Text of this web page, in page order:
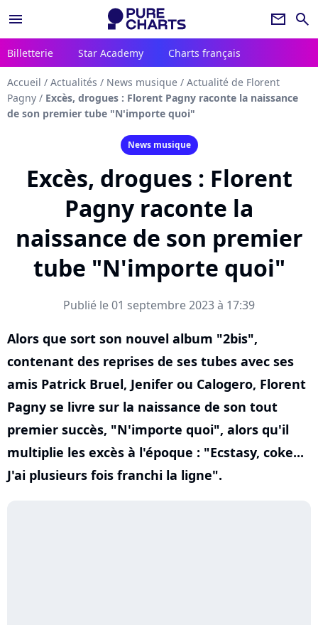
menu newsletter search
Billetterie Star Academy Charts français
Accueil / Actualités / News musique / Actualité de Florent
Pagny / Excès, drogues : Florent Pagny raconte la naissance
de son premier tube "N'importe quoi"
News musique
Excès, drogues : Florent
Pagny raconte la
naissance de son premier
tube "N'importe quoi"
Publié le 01 septembre 2023 à 17:39
Alors que sort son nouvel album "2bis",
contenant des reprises de ses tubes avec ses
amis Patrick Bruel, Jenifer ou Calogero, Florent
Pagny se livre sur la naissance de son tout
premier succès, "N'importe quoi", alors qu'il
multiplie les excès à l'époque : "Ecstasy, coke...
J'ai plusieurs fois franchi la ligne".